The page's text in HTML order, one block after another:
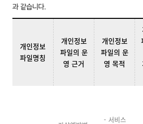
과 같습니다.
개인정보
파일명칭
개인정보
파일의 운
영 근거
개인정보
파일의 운
영 목적
- 서비스